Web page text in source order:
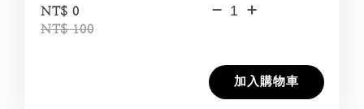
NT$ 0
NT$ 100
- +
加入購物車